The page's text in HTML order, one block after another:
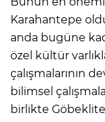
Karahantepe
anda bugüne
özel kültür
çalışmalarının
bilimsel
birlikte